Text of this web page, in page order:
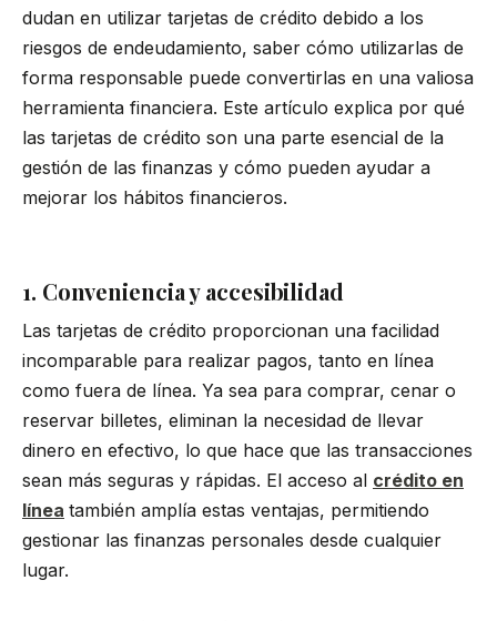
dudan en utilizar tarjetas de crédito debido a los
riesgos de endeudamiento, saber cómo utilizarlas de
forma responsable puede convertirlas en una valiosa
herramienta financiera. Este artículo explica por qué
las tarjetas de crédito son una parte esencial de la
gestión de las finanzas y cómo pueden ayudar a
mejorar los hábitos financieros.
1. Conveniencia y accesibilidad
Las tarjetas de crédito proporcionan una facilidad
incomparable para realizar pagos, tanto en línea
como fuera de línea. Ya sea para comprar, cenar o
reservar billetes, eliminan la necesidad de llevar
dinero en efectivo, lo que hace que las transacciones
sean más seguras y rápidas. El acceso al crédito en
línea también amplía estas ventajas, permitiendo
gestionar las finanzas personales desde cualquier
lugar.